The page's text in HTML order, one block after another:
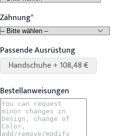
Zähnung
Passende Ausrüstung
Handschuhe + 108,48 €
Bestellanweisungen